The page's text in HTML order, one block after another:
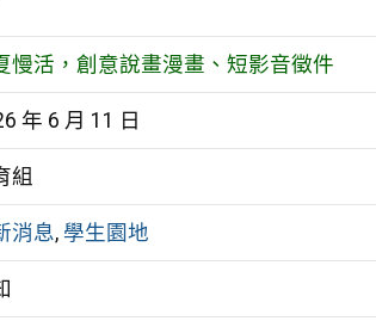
慢活，創意說畫漫畫、短影音徵件
年 6 月 11 日
組
消息, 學生園地